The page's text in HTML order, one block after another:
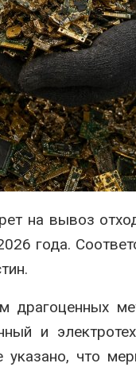
на вывоз
года.
.
драгоценных
и
что
Панамский канал
ограничивает загрузку
судов из-за дефицита
пресной воды
В китайской
Шэньси из-за
эвакуировали более
тыс. человек
МЕГА и ВкусВилл
установили
экообменники для
вторсырья